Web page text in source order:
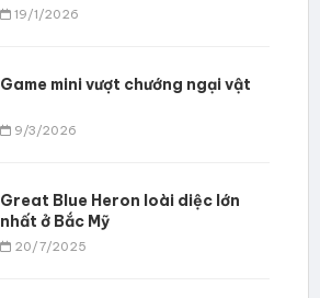
19/1/2026
Game mini vượt chướng ngại vật
9/3/2026
Great Blue Heron loài diệc lớn
nhất ở Bắc Mỹ
20/7/2025